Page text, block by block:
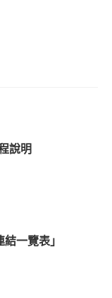
說明
一覽表」